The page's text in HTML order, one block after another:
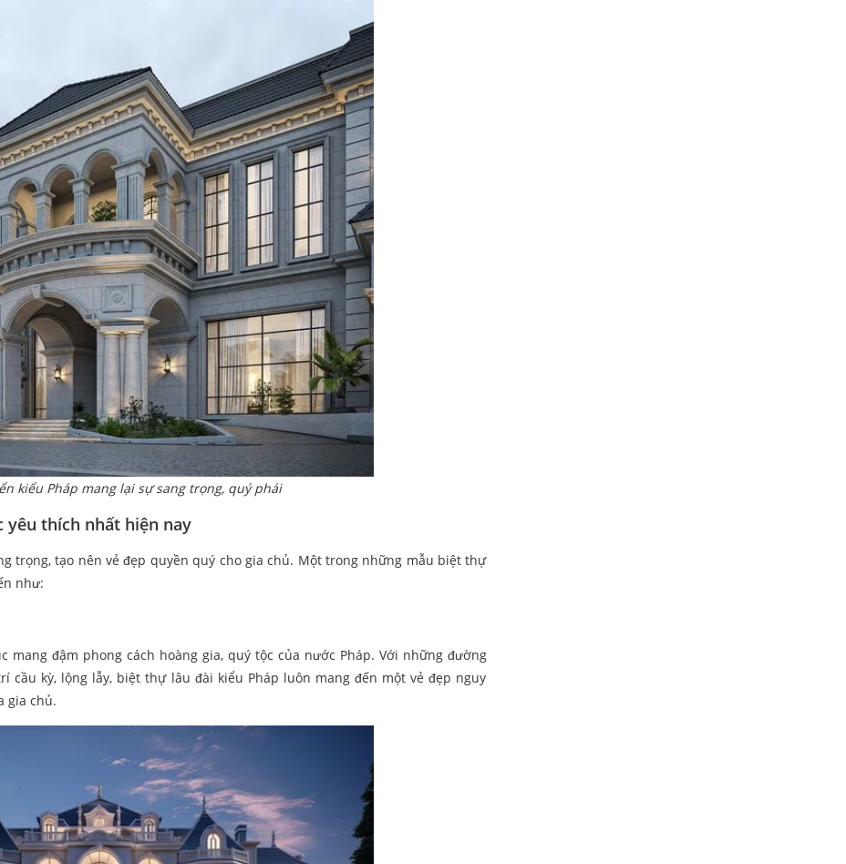
kiểu Pháp mang lại sự sang trọng, quý phái
yêu thích nhất hiện nay
trọng, tạo nên vẻ đẹp quyền quý cho gia chủ. Một trong những mẫu biệt thự
như:
đậm phong cách hoàng gia, quý tộc của nước Pháp. Với những đường
kỳ, lộng lẫy, biệt thự lâu đài kiểu Pháp luôn mang đến một vẻ đẹp nguy
gia chủ.